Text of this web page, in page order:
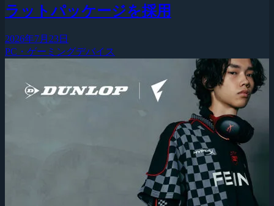
ラットパッケージを採用
2026年7月23日
PC・ゲーミングデバイス